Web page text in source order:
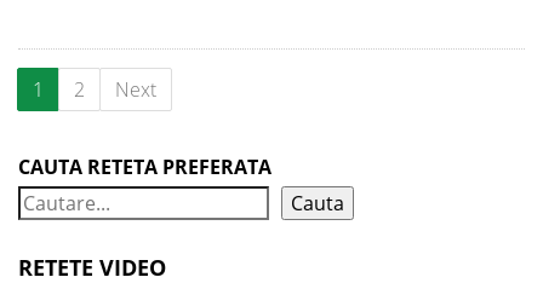
1 2 Next
CAUTA RETETA PREFERATA
Cauta
RETETE VIDEO